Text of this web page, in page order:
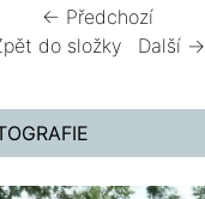
← Předchozí
do složky
Další →